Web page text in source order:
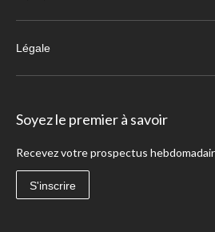
Légale
Soyez le premier à savoir
Recevez votre prospectus
S'inscrire